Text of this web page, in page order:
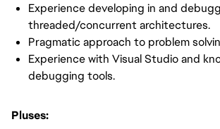
Experience developing in and
threaded/concurrent architectures.
Pragmatic approach to problem
Experience with Visual Studio and
debugging tools.
Pluses: